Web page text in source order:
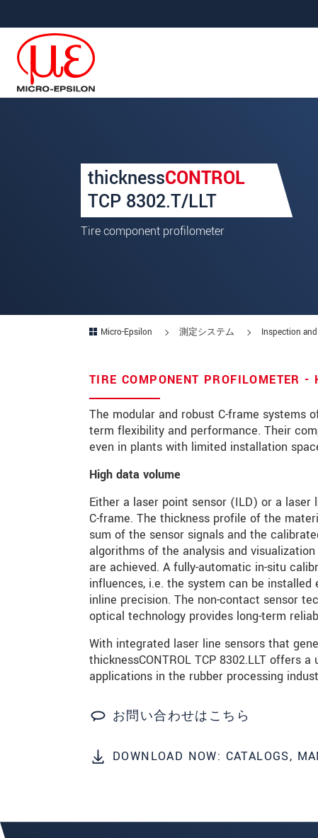
thicknessCONTROL
TCP 8302.T/LLT
Tire component profilometer
Micro-Epsilon 測定システム Inspection
TIRE COMPONENT PROFILOMETER -
The modular and robust C-frame systems
term flexibility and performance. Their
even in plants with limited installation
High data volume
Either a laser point sensor (ILD) or a
C-frame. The thickness profile of the
sum of the sensor signals and the
algorithms of the analysis and
are achieved. A fully-automatic in-situ
influences, i.e. the system can be
inline precision. The non-contact sensor
optical technology provides long-term
With integrated laser line sensors that
thicknessCONTROL TCP 8302.LLT offers
applications in the rubber processing
お問い合わせはこちら
DOWNLOAD NOW: CATALOGS,
あなたのリクエスト
名*
郵便番号
国*
電話
メールアドレ
ス
ご連絡願います
印刷された製品カタログを送
直接訪問してほしい
* 必須フィールド。
私たちはお客様の個人情報を内密に